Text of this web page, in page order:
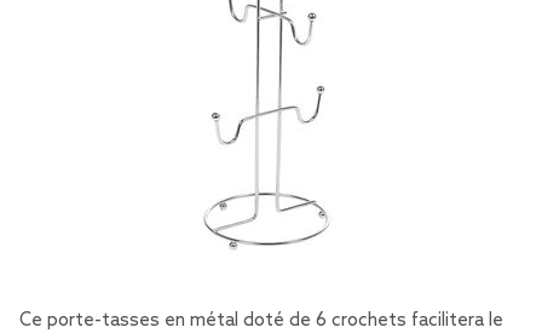
Ce porte-tasses en métal doté de 6 crochets facilitera le